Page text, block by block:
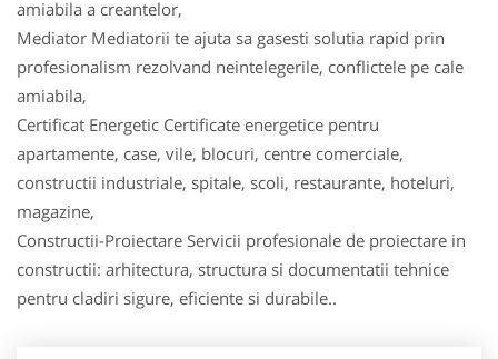
amiabila a creantelor,
Mediator Mediatorii te ajuta sa gasesti solutia rapid prin
profesionalism rezolvand neintelegerile, conflictele pe cale
amiabila,
Certificat Energetic Certificate energetice pentru
apartamente, case, vile, blocuri, centre comerciale,
constructii industriale, spitale, scoli, restaurante, hoteluri,
magazine,
Constructii-Proiectare Servicii profesionale de proiectare in
constructii: arhitectura, structura si documentatii tehnice
pentru cladiri sigure, eficiente si durabile..